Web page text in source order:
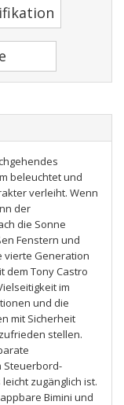
beleuchtet und
verleiht. Wenn
der
die Sonne
Fenstern und
vierte Generation
dem Tony Castro
im
und die
mit Sicherheit
stellen.
Steuerbord-
zugänglich ist.
Bimini und